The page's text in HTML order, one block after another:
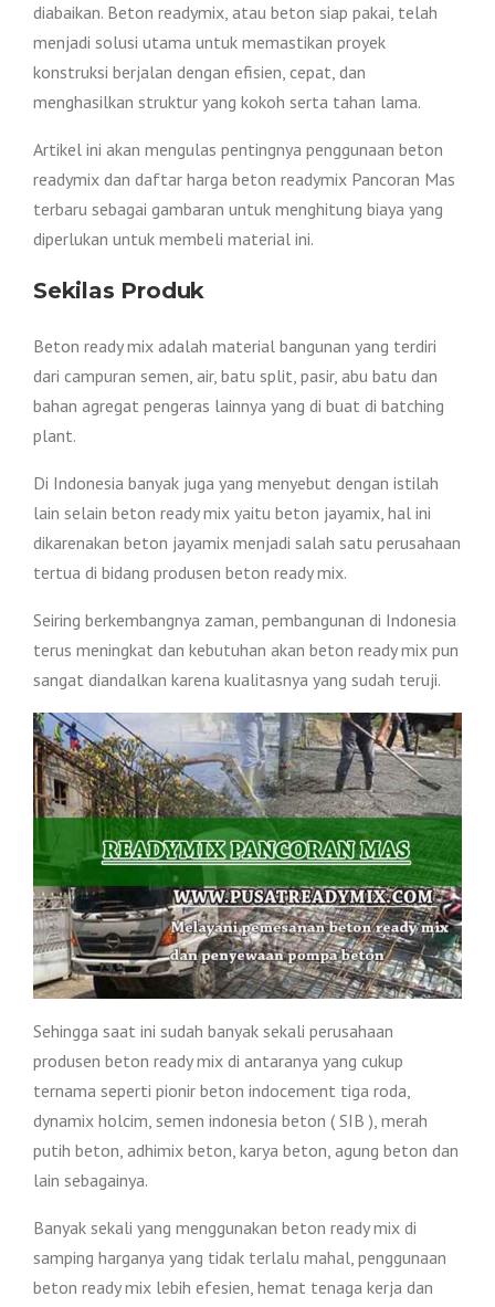
diabaikan. Beton readymix, atau beton siap pakai, telah
menjadi solusi utama untuk memastikan proyek
konstruksi berjalan dengan efisien, cepat, dan
menghasilkan struktur yang kokoh serta tahan lama.
Artikel ini akan mengulas pentingnya penggunaan beton
readymix dan daftar harga beton readymix Pancoran Mas
terbaru sebagai gambaran untuk menghitung biaya yang
diperlukan untuk membeli material ini.
Sekilas Produk
Beton ready mix adalah material bangunan yang terdiri
dari campuran semen, air, batu split, pasir, abu batu dan
bahan agregat pengeras lainnya yang di buat di batching
plant.
Di Indonesia banyak juga yang menyebut dengan istilah
lain selain beton ready mix yaitu beton jayamix, hal ini
dikarenakan beton jayamix menjadi salah satu perusahaan
tertua di bidang produsen beton ready mix.
Seiring berkembangnya zaman, pembangunan di Indonesia
terus meningkat dan kebutuhan akan beton ready mix pun
sangat diandalkan karena kualitasnya yang sudah teruji.
Sehingga saat ini sudah banyak sekali perusahaan
produsen beton ready mix di antaranya yang cukup
ternama seperti pionir beton indocement tiga roda,
dynamix holcim, semen indonesia beton ( SIB ), merah
putih beton, adhimix beton, karya beton, agung beton dan
lain sebagainya.
Banyak sekali yang menggunakan beton ready mix di
samping harganya yang tidak terlalu mahal, penggunaan
beton ready mix lebih efesien, hemat tenaga kerja dan